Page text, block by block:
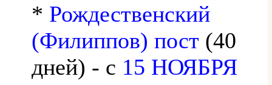
* Рождественский
(Филиппов) пост (40
дней) - с 15 НОЯБРЯ